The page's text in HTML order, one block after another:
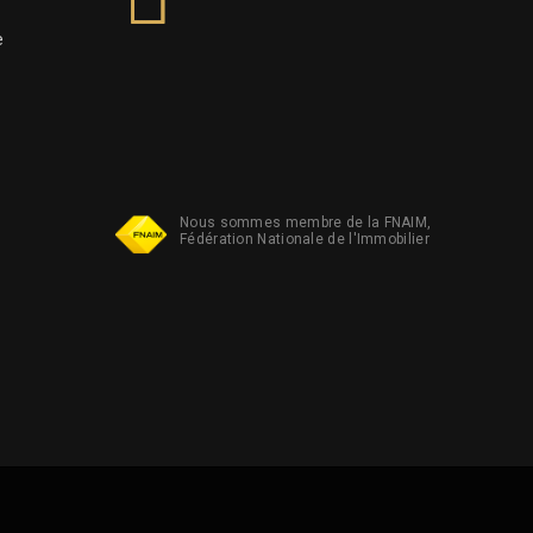
Nous sommes membre de la FNAIM,
Fédération Nationale de l'Immobilier